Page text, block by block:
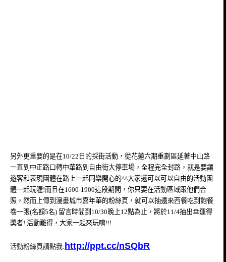
另外更重要的是在10/22日的採街活動，從花蓮六期重劃區延著中山路
一直到中正路口轉中華路到自由街大停車場，全程完全封路，就是要讓
遊客和表現團體在路上一起同樂開心的^^大家還可以可以自由的活動團
體一起玩喔!而且在1600-1900這段期間，你只要在活動區域跟他們合
照，然而上傳到 漫畫城市嘉年華的粉絲頁，就可以抽遠來西餐吃到飽餐
卷一張(名額5名) 留言時間到10/30晚上12點為止，將於11/4抽出幸運得
獎者! 活動難得，大家一起來玩唷!!!
活動粉絲頁請點我:http://ppt.cc/nSQbR